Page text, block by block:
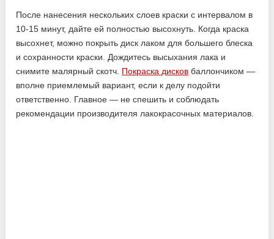
После нанесения нескольких слоев краски с интервалом в
10-15 минут, дайте ей полностью высохнуть. Когда краска
высохнет, можно покрыть диск лаком для большего блеска
и сохранности краски. Дождитесь высыхания лака и
снимите малярный скотч. Покраска дисков баллончиком —
вполне приемлемый вариант, если к делу подойти
ответственно. Главное — не спешить и соблюдать
рекомендации производителя лакокрасочных материалов.